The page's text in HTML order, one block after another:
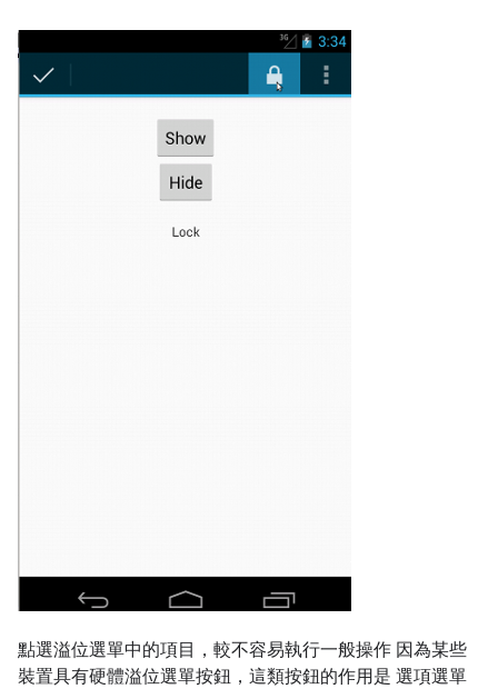
點選溢位選單中的項目，較不容易執行一般操作 因為某些
裝置具有硬體溢位選單按鈕，這類按鈕的作用是 選項選單